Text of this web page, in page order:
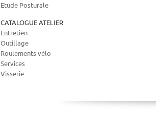
Etude Posturale
CATALOGUE ATELIER
Entretien
Outillage
Roulements vélo
Services
Visserie